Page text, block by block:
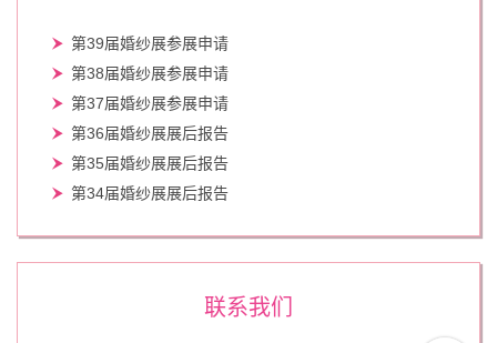
第39届婚纱展参展申请
第38届婚纱展参展申请
第37届婚纱展参展申请
第36届婚纱展展后报告
第35届婚纱展展后报告
第34届婚纱展展后报告
联系我们